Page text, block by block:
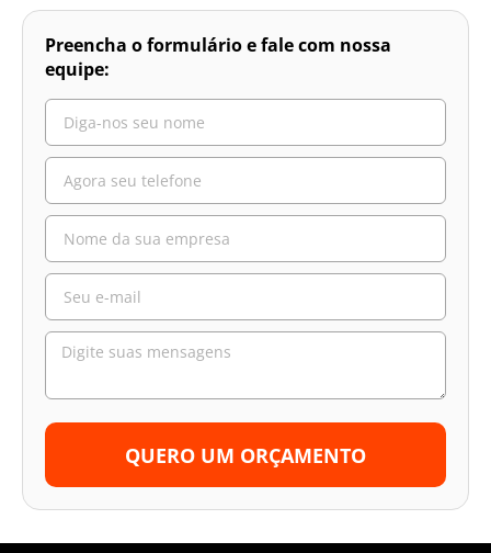
Preencha o formulário e fale com nossa
equipe:
QUERO UM ORÇAMENTO